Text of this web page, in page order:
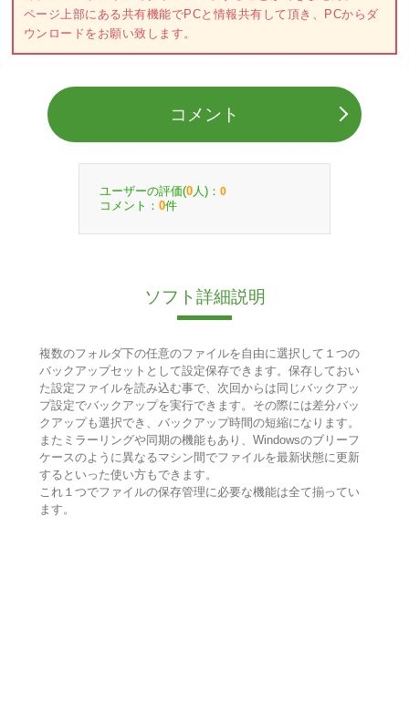
ページ上部にある共有機能でPCと情報共有して頂き、PCからダ
ウンロードをお願い致します。
コメント
ユーザーの評価(0 人)： 0
コメント： 0件
ソフト詳細説明
複数のフォルダ下の任意のファイルを自由に選択して１つの
バックアップセットとして設定保存できます。保存しておい
た設定ファイルを読み込む事で、次回からは同じバックアッ
プ設定でバックアップを実行できます。その際には差分バッ
クアップも選択でき、バックアップ時間の短縮になります。
またミラーリングや同期の機能もあり、Windowsのブリーフ
ケースのように異なるマシン間でファイルを最新状態に更新
するといった使い方もできます。
これ１つでファイルの保存管理に必要な機能は全て揃ってい
ます。